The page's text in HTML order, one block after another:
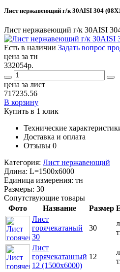
Лист нержавеющий г/к 30AISI 304
Лист нержавеющий г/к 30AISI
Есть в наличии Задать вопрос
цена за тн
332054р.
цена за лист
717235.56
В корзину
Купить в 1 клик
Технические
Доставка и оплата
Отзывы 0
Категория: Лист нержавеющий
Длина: L=1500x6000
Единица измерения: тн
Размеры: 30
Сопутствующие товары
Фото
Название Размер
Лист
горячекатаный
30
30
Лист
горячекатанный
12 (1500х6000)
12